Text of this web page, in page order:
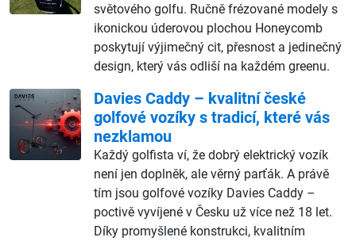
světového golfu. Ručně frézované modely s
ikonickou úderovou plochou Honeycomb
poskytují výjimečný cit, přesnost a jedinečný
design, který vás odliší na každém greenu.
Davies Caddy – kvalitní české
golfové vozíky s tradicí, které vás
nezklamou
Každý golfista ví, že dobrý elektrický vozík
není jen doplněk, ale věrný parťák. A právě
tím jsou golfové vozíky Davies Caddy –
poctivě vyvíjené v Česku už více než 18 let.
Díky promyšlené konstrukci, kvalitním